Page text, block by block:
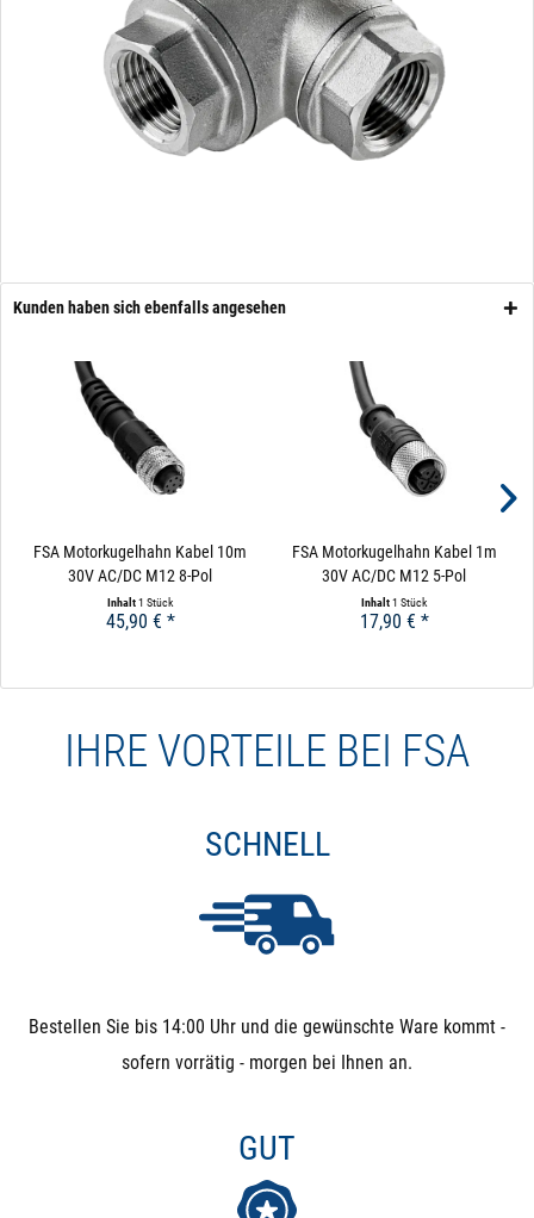
Kunden haben sich ebenfalls angesehen
FSA Motorkugelhahn Kabel 10m
30V AC/DC M12 8-Pol
Inhalt1 Stück
45,90 € *
FSA Motorkugelhahn Kabel 1m
30V AC/DC M12 5-Pol
Inhalt1 Stück
17,90 € *
IHRE VORTEILE BEI FSA
SCHNELL
Bestellen Sie bis 14:00 Uhr und die gewünschte Ware kommt -
sofern vorrätig - morgen bei Ihnen an.
GUT